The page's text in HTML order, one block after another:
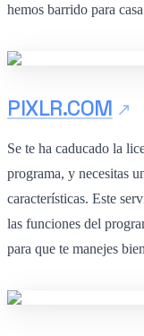
hemos barrido para
PIXLR.COM
Se te ha caducado la
programa, y necesitas
características. Este
las funciones del
para que te manejes